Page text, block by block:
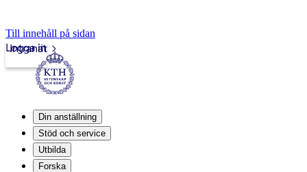
Till innehåll på sidan
Intranät
Logga in
Din anställning
Stöd och service
Utbilda
Forska